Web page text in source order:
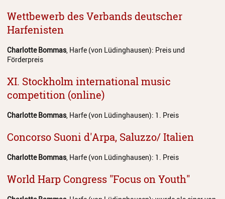
Wettbewerb des Verbands deutscher
Harfenisten
Charlotte Bommas, Harfe (von Lüdinghausen): Preis und
Förderpreis
XI. Stockholm international music
competition (online)
Charlotte Bommas, Harfe (von Lüdinghausen): 1. Preis
Concorso Suoni d'Arpa, Saluzzo/ Italien
Charlotte Bommas, Harfe (von Lüdinghausen): 1. Preis
World Harp Congress "Focus on Youth"